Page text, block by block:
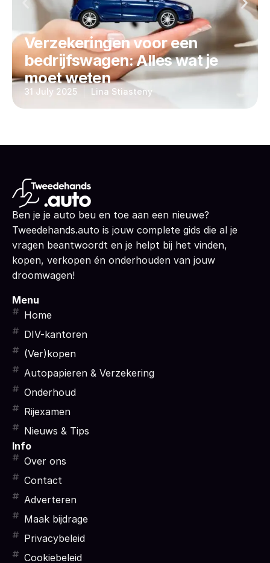
Verzekeringen voor een
bedrijfswagen: Alles wat je
moet weten
31 July 2025 Lina Stiasteny
Ben je je auto beu en toe aan een nieuwe?
Tweedehands.auto is jouw complete gids die al je
vragen beantwoordt en je helpt bij het vinden,
kopen, verkopen én onderhouden van jouw
droomwagen!
Menu
Home
DIV-kantoren
(Ver)kopen
Autopapieren & Verzekering
Onderhoud
Rijexamen
Nieuws & Tips
Info
Over ons
Contact
Adverteren
Maak bijdrage
Privacybeleid
Cookiebeleid